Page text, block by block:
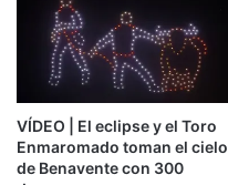
VÍDEO | El eclipse y el Toro
Enmaromado toman el cielo
de Benavente con 300